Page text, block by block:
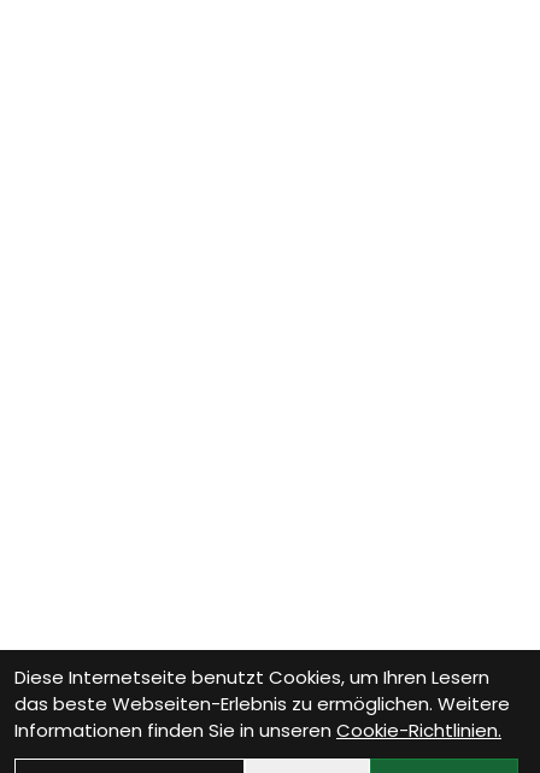
Diese Internetseite benutzt Cookies, um Ihren Lesern
das beste Webseiten-Erlebnis zu ermöglichen. Weitere
Informationen finden Sie in unseren Cookie-Richtlinien.